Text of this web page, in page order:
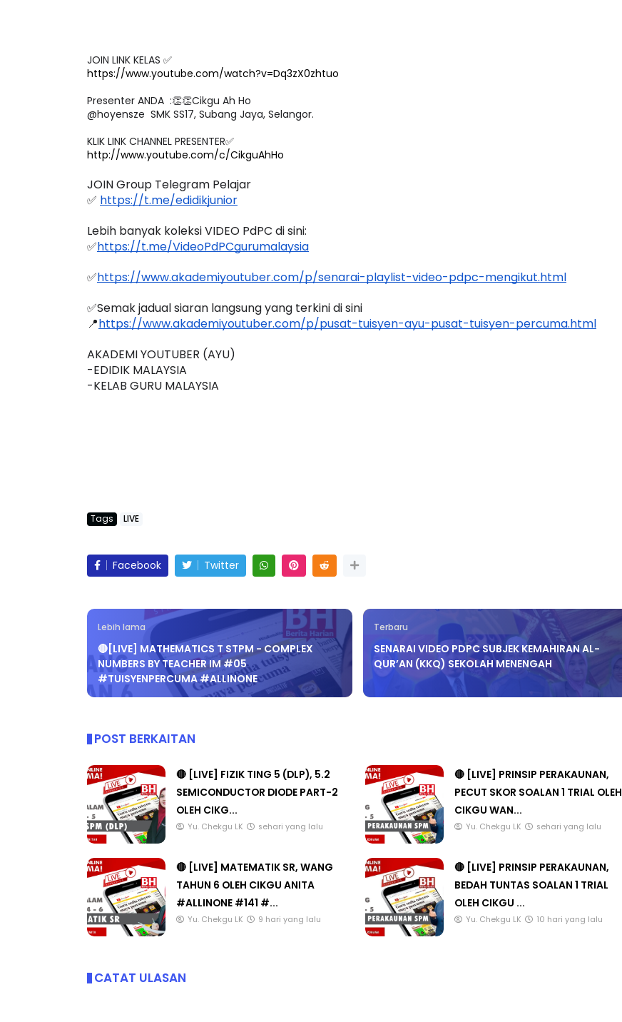
https://www.youtube.com/watch?v=Dq3zX0zhtuo
Presenter ANDA  :👏👏Cikgu Ah Ho
@hoyensze  SMK SS17, Subang Jaya, Selangor.
http://www.youtube.com/c/CikguAhHo
JOIN Group Telegram Pelajar
✅ https://t.me/edidikjunior
Lebih banyak koleksi VIDEO PdPC di sini:
✅https://t.me/VideoPdPCgurumalaysia
✅https://www.akademiyoutuber.com/p/senarai-playlist-video-pdpc-mengikut.html
✅Semak jadual siaran langsung yang terkini di sini
📍https://www.akademiyoutuber.com/p/pusat-tuisyen-ayu-pusat-tuisyen-percuma.html
AKADEMI YOUTUBER (AYU)
-EDIDIK MALAYSIA
-KELAB GURU MALAYSIA
Tags LIVE
Facebook Twitter
Lebih lama
🔴[LIVE] MATHEMATICS T STPM - COMPLEX
NUMBERS BY TEACHER IM #05
#TUISYENPERCUMA #ALLINONE
Terbaru
SENARAI VIDEO PDPC SUBJEK KEMAHIRAN AL-
QUR’AN (KKQ) SEKOLAH MENENGAH
POST BERKAITAN
🔴 [LIVE] FIZIK TING 5 (DLP), 5.2
SEMICONDUCTOR DIODE PART-2
OLEH CIKG...
Yu. Chekgu LK sehari yang lalu
🔴 [LIVE] PRINSIP PERAKAUNAN,
PECUT SKOR SOALAN 1 TRIAL OLEH
CIKGU WAN...
Yu. Chekgu LK sehari yang lalu
🔴 [LIVE] MATEMATIK SR, WANG
TAHUN 6 OLEH CIKGU ANITA
#ALLINONE #141 #...
Yu. Chekgu LK 9 hari yang lalu
🔴 [LIVE] PRINSIP PERAKAUNAN,
BEDAH TUNTAS SOALAN 1 TRIAL
OLEH CIKGU ...
Yu. Chekgu LK 10 hari yang lalu
CATAT ULASAN
7 hari yang lalu